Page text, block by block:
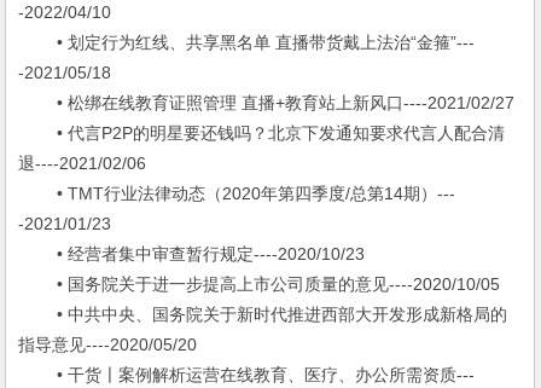
-2022/04/10
• 划定行为红线、共享黑名单 直播带货戴上法治“金箍”---
-2021/05/18
• 松绑在线教育证照管理 直播+教育站上新风口----2021/02/27
• 代言P2P的明星要还钱吗？北京下发通知要求代言人配合清
退----2021/02/06
• TMT行业法律动态（2020年第四季度/总第14期）---
-2021/01/23
• 经营者集中审查暂行规定----2020/10/23
• 国务院关于进一步提高上市公司质量的意见----2020/10/05
• 中共中央、国务院关于新时代推进西部大开发形成新格局的
指导意见----2020/05/20
• 干货〡案例解析运营在线教育、医疗、办公所需资质---